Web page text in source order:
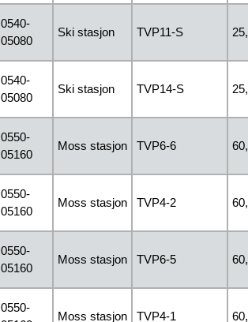
0540-
05080
Ski stasjon TVP11-S
0540-
05080
Ski stasjon TVP14-S
0550-
05160
Moss stasjon TVP6-6
0550-
05160
Moss stasjon TVP4-2
0550-
05160
Moss stasjon TVP6-5
0550-
Moss stasjon TVP4-1